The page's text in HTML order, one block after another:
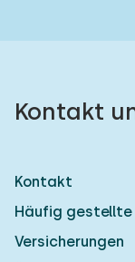
Kontakt
Kontakt
Häufig gestellte
Versicherungen